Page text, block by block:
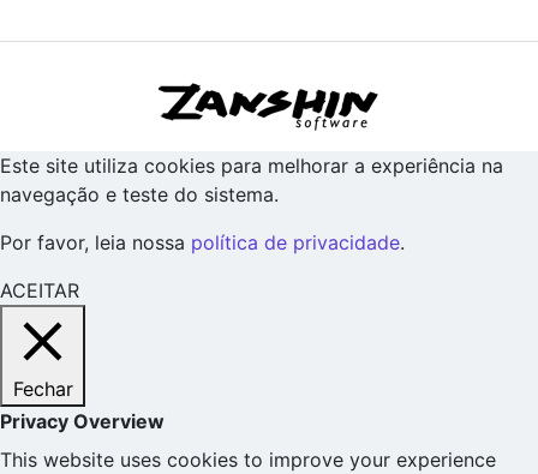
Este site utiliza cookies para melhorar a experiência na
navegação e teste do sistema.
Por favor, leia nossa política de privacidade.
ACEITAR
Fechar
Privacy Overview
This website uses cookies to improve your experience